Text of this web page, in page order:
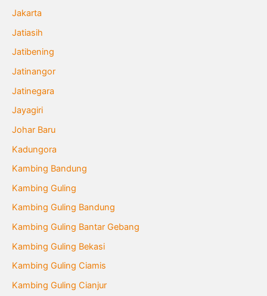
Jakarta
Jatiasih
Jatibening
Jatinangor
Jatinegara
Jayagiri
Johar Baru
Kadungora
Kambing Bandung
Kambing Guling
Kambing Guling Bandung
Kambing Guling Bantar Gebang
Kambing Guling Bekasi
Kambing Guling Ciamis
Kambing Guling Cianjur